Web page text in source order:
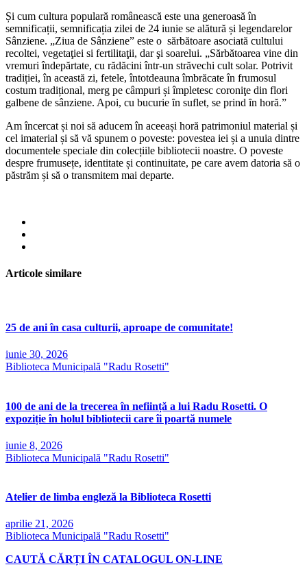
Și cum cultura populară românească este una generoasă în
semnificații, semnificația zilei de 24 iunie se alătură și legendarelor
Sânziene. „Ziua de Sânziene” este o sărbătoare asociată cultului
recoltei, vegetaţiei si fertilitaţii, dar şi soarelui. „Sărbătoarea vine din
vremuri îndepărtate, cu rădăcini într-un străvechi cult solar. Potrivit
tradiției, în această zi, fetele, întotdeauna îmbrăcate în frumosul
costum tradițional, merg pe câmpuri și împletesc coroniţe din flori
galbene de sânziene. Apoi, cu bucurie ȋn suflet, se prind ȋn horă.”
Am încercat și noi să aducem în aceeași horă patrimoniul material și
cel imaterial și să vă spunem o poveste: povestea iei și a unuia dintre
documentele speciale din colecțiile bibliotecii noastre. O poveste
despre frumusețe, identitate și continuitate, pe care avem datoria să o
păstrăm și să o transmitem mai departe.
Articole similare
25 de ani în casa culturii, aproape de comunitate!
iunie 30, 2026
Biblioteca Municipală "Radu Rosetti"
100 de ani de la trecerea în neființă a lui Radu Rosetti. O
expoziție în holul bibliotecii care îi poartă numele
iunie 8, 2026
Biblioteca Municipală "Radu Rosetti"
Atelier de limba engleză la Biblioteca Rosetti
aprilie 21, 2026
Biblioteca Municipală "Radu Rosetti"
CAUTĂ CĂRȚI ÎN CATALOGUL ON-LINE